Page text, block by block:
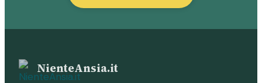
NienteAnsia.it